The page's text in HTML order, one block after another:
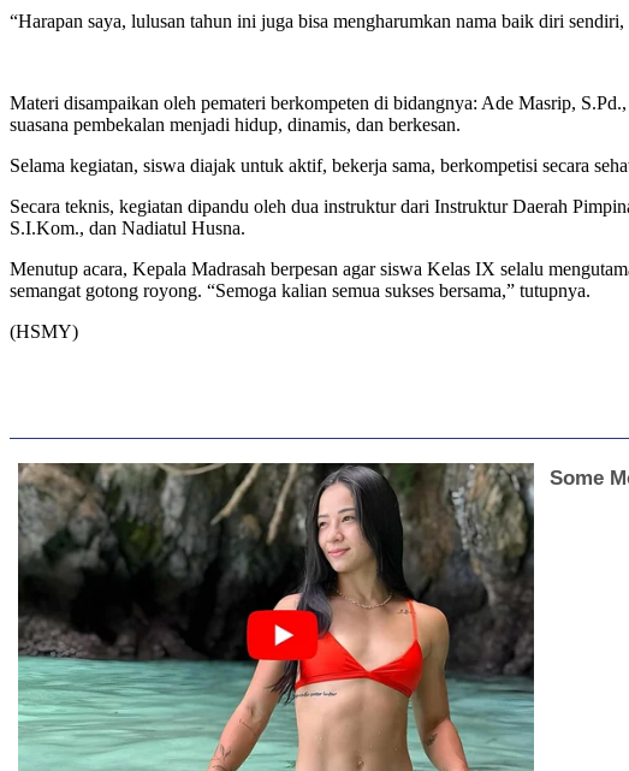
“Harapan saya, lulusan tahun ini juga bisa mengharumkan nama baik diri
Materi disampaikan oleh pemateri berkompeten di bidangnya: Ade Masrip,
suasana pembekalan menjadi hidup, dinamis, dan berkesan.
Selama kegiatan, siswa diajak untuk aktif, bekerja sama, berkompetisi secara
Secara teknis, kegiatan dipandu oleh dua instruktur dari Instruktur Daerah
S.I.Kom., dan Nadiatul Husna.
Menutup acara, Kepala Madrasah berpesan agar siswa Kelas IX selalu
semangat gotong royong. “Semoga kalian semua sukses bersama,” tutupnya.
(HSMY)